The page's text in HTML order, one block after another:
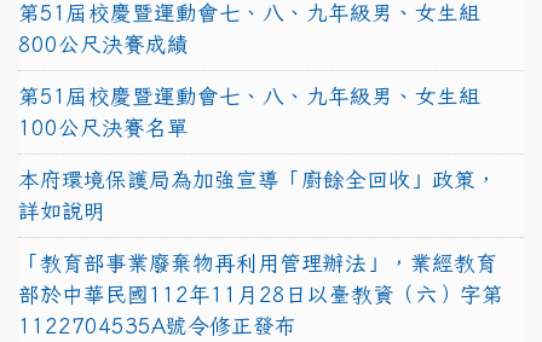
第51屆校慶暨運動會七、八、九年級男、女生組
800公尺決賽成績
第51屆校慶暨運動會七、八、九年級男、女生組
100公尺決賽名單
本府環境保護局為加強宣導「廚餘全回收」政策，
詳如說明
「教育部事業廢棄物再利用管理辦法」，業經教育
部於中華民國112年11月28日以臺教資（六）字第
1122704535A號令修正發布